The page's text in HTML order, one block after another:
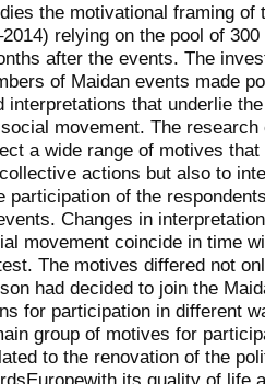
the motivational framing
relying on the pool of
after the events. The
of Maidan events made
interpretations that underlie
movement. The
a wide range of motives
actions but also to
participation of the
Changes in
movement coincide in time
The motives differed not
had decided to join the
for participation in different
group of motives for
to the renovation of the